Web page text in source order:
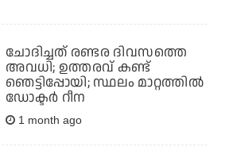
ചോദിച്ചത് രണ്ടര ദിവസത്തെ
അവധി; ഉത്തരവ് കണ്ട്
ഞെട്ടിപ്പോയി; സ്ഥലം മാറ്റത്തില്‍
ഡോക്ടര്‍ റീന
1 month ago